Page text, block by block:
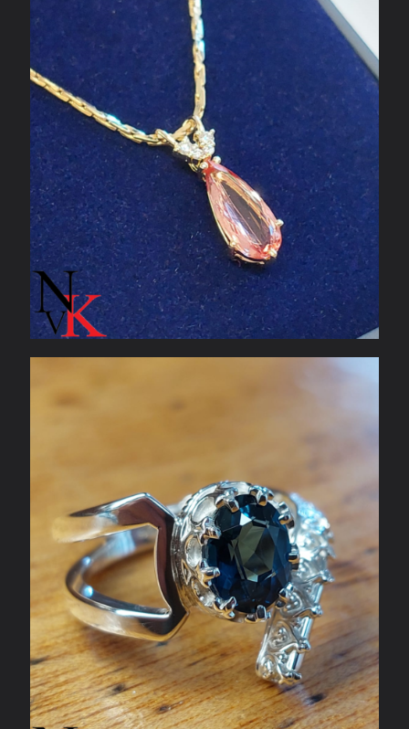
Geelgouden hanger & ketting met oranje
topaas en diamant
Zilveren ring met London Blue Topaas